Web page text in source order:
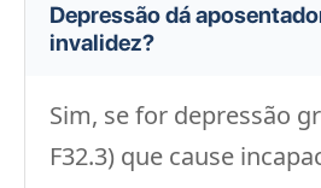
Depressão dá
invalidez?
Sim, se for depressão
F32.3) que cause